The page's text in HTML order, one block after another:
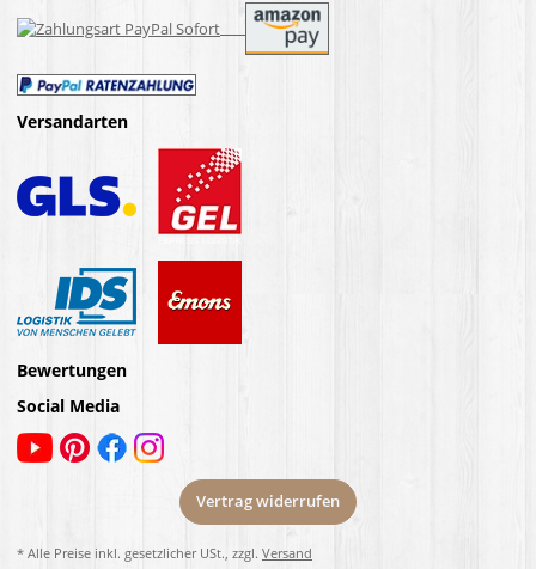
Versandarten
Bewertungen
Social Media
Vertrag widerrufen
* Alle Preise inkl. gesetzlicher USt., zzgl. Versand